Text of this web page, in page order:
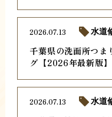
千葉県の洗面所つま
グ【2026年最新版】
2026.07.13 水道
2026.07.13 水道